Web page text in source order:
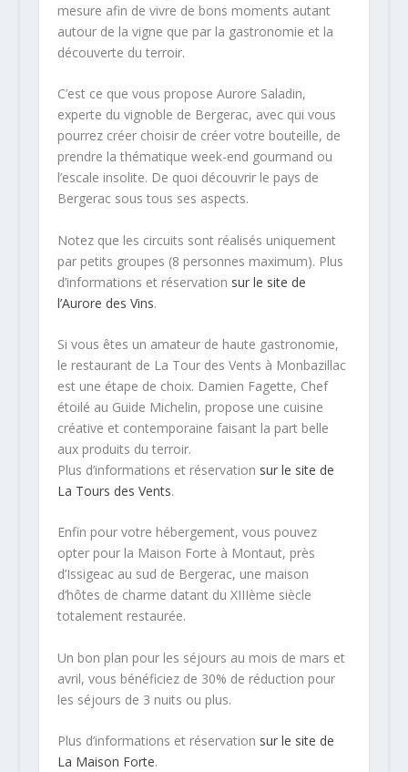
mesure afin de vivre de bons moments autant
autour de la vigne que par la gastronomie et la
découverte du terroir.
C’est ce que vous propose Aurore Saladin,
experte du vignoble de Bergerac, avec qui vous
pourrez créer choisir de créer votre bouteille, de
prendre la thématique week-end gourmand ou
l’escale insolite. De quoi découvrir le pays de
Bergerac sous tous ses aspects.
Notez que les circuits sont réalisés uniquement
par petits groupes (8 personnes maximum). Plus
d’informations et réservation sur le site de
l’Aurore des Vins.
Si vous êtes un amateur de haute gastronomie,
le restaurant de La Tour des Vents à Monbazillac
est une étape de choix. Damien Fagette, Chef
étoilé au Guide Michelin, propose une cuisine
créative et contemporaine faisant la part belle
aux produits du terroir.
Plus d’informations et réservation sur le site de
La Tours des Vents.
Enfin pour votre hébergement, vous pouvez
opter pour la Maison Forte à Montaut, près
d’Issigeac au sud de Bergerac, une maison
d’hôtes de charme datant du XIIIème siècle
totalement restaurée.
Un bon plan pour les séjours au mois de mars et
avril, vous bénéficiez de 30% de réduction pour
les séjours de 3 nuits ou plus.
Plus d’informations et réservation sur le site de
La Maison Forte.